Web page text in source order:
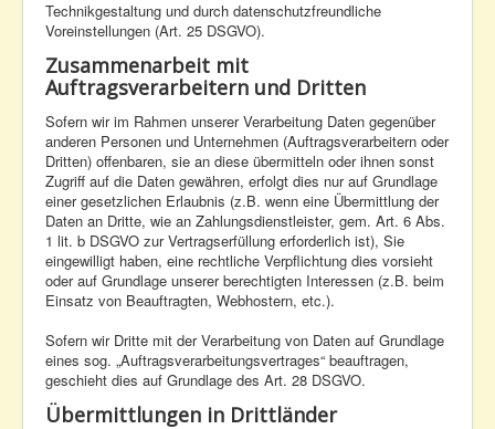
Technikgestaltung und durch datenschutzfreundliche
Voreinstellungen (Art. 25 DSGVO).
Zusammenarbeit mit
Auftragsverarbeitern und Dritten
Sofern wir im Rahmen unserer Verarbeitung Daten gegenüber
anderen Personen und Unternehmen (Auftragsverarbeitern oder
Dritten) offenbaren, sie an diese übermitteln oder ihnen sonst
Zugriff auf die Daten gewähren, erfolgt dies nur auf Grundlage
einer gesetzlichen Erlaubnis (z.B. wenn eine Übermittlung der
Daten an Dritte, wie an Zahlungsdienstleister, gem. Art. 6 Abs.
1 lit. b DSGVO zur Vertragserfüllung erforderlich ist), Sie
eingewilligt haben, eine rechtliche Verpflichtung dies vorsieht
oder auf Grundlage unserer berechtigten Interessen (z.B. beim
Einsatz von Beauftragten, Webhostern, etc.).
Sofern wir Dritte mit der Verarbeitung von Daten auf Grundlage
eines sog. „Auftragsverarbeitungsvertrages“ beauftragen,
geschieht dies auf Grundlage des Art. 28 DSGVO.
Übermittlungen in Drittländer